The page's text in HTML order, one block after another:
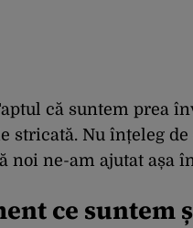
că suntem prea
stricată. Nu înțeleg de
noi ne-am ajutat așa
ce suntem